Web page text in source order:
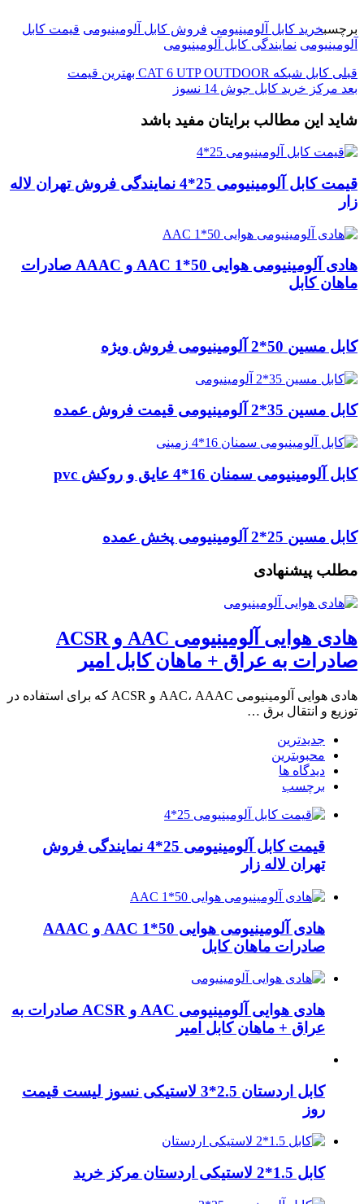
برچسبخرید کابل آلومینیومی فروش کابل آلومینیومی قیمت کابل
آلومینیومی نمایندگی کابل آلومینیومی
قبلی کابل شبکه CAT 6 UTP OUTDOOR بهترین قیمت
بعد مرکز خرید کابل جوش 14 نسوز
شاید این مطالب برایتان مفید باشد
قیمت کابل آلومینیومی 25*4 نمایندگی فروش تهران لاله
زار
هادی آلومینیومی هوایی 50*1 AAC و AAAC صادرات
ماهان کابل
کابل مسین 50*2 آلومینیومی فروش ویژه
کابل مسین 35*2 آلومینیومی قیمت فروش عمده
کابل آلومینیومی سمنان 16*4 عایق و روکش pvc
کابل مسین 25*2 آلومینیومی پخش عمده
مطلب پیشنهادی
هادی هوایی آلومینیومی AAC و ACSR
صادرات به عراق + ماهان کابل امیر
هادی هوایی آلومینیومی AAC، AAAC و ACSR که برای استفاده در
توزیع و انتقال برق …
جدیدترین
محبوبترین
دیدگاه ها
برچسب
قیمت کابل آلومینیومی 25*4 نمایندگی فروش
تهران لاله زار
هادی آلومینیومی هوایی 50*1 AAC و AAAC
صادرات ماهان کابل
هادی هوایی آلومینیومی AAC و ACSR صادرات به
عراق + ماهان کابل امیر
کابل اردستان 2.5*3 لاستیکی نسوز لیست قیمت
روز
کابل 1.5*2 لاستیکی اردستان مرکز خرید